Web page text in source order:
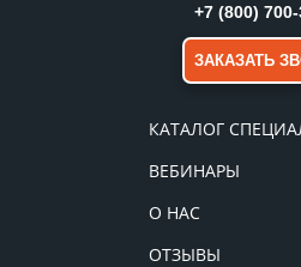
КАТАЛОГ
ВЕБИНАРЫ
О НАС
ОТЗЫВЫ
+7 (800)
ЗАКАЗАТЬ